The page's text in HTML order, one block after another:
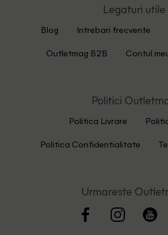
Legaturi utile
Blog Intrebari frecvente
Outletmag B2B Contul
Politici
Politica Livrare
Politica Confidentialitate
Urmareste